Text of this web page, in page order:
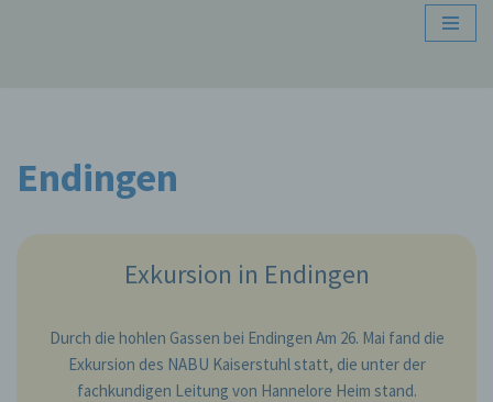
Endingen
Exkursion in Endingen
Durch die hohlen Gassen bei Endingen Am 26. Mai fand die
Exkursion des NABU Kaiserstuhl statt, die unter der
fachkundigen Leitung von Hannelore Heim stand.